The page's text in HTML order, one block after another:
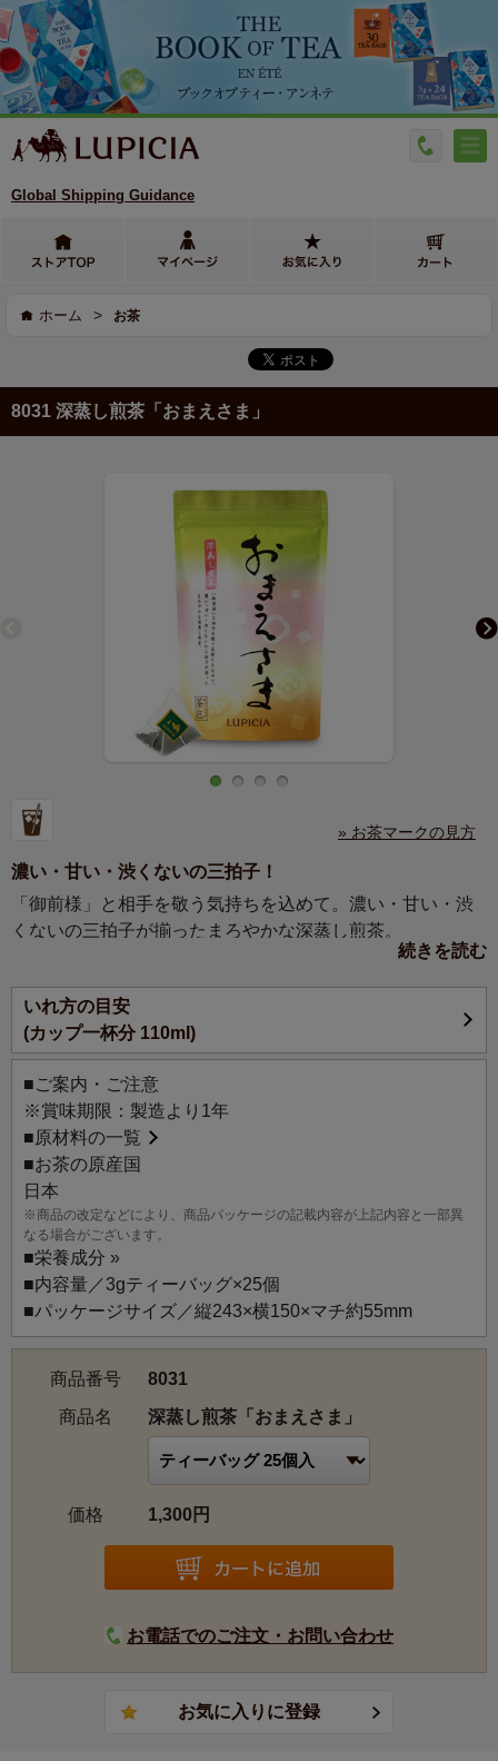
Global Shipping Guidance
ホーム > お茶
8031 深蒸し煎茶「おまえさま」
» お茶マークの見方
濃い・甘い・渋くないの三拍子！
「御前様」と相手を敬う気持ちを込めて。濃い・甘い・渋
くないの三拍子が揃ったまろやかな深蒸し煎茶。
ルピシアの日本茶に新しいお茶が加わりました。
100g入とティーバッグ25個入の展開で毎日気軽にお飲みい
ただけるように、おもとめやすい価格、パッケージもスタ
ンド型・チャック付きにしました。
水色は濃い深緑色、まろやかなコクと、ほっとする優しい
香り立ち、熱湯で入れても渋みが出ない、やさしく包み込
んでくれるようなお茶…、そんなコンセプトでブレンドし
ました。
鹿児島特産の上品で柔らかな味わいのあさつゆをベース
に、甘みの強い京都産のおくみどりのかぶせ茶をブレンド
し、風味全体に深みを与えています。
全体のバランスを考え、飲んだ後はさっぱりと後残りのな
気に入っていただけると思います。
【おすすめのいれ方】
熱湯でいれても渋くならないため、気をつかわずに気軽に
続きを読む
いれ方の目安
(カップ一杯分 110ml)
■ご案内・ご注意
※賞味期限：製造より1年
■原材料の一覧
■お茶の原産国
日本
※商品の改定などにより、商品パッケージの記載内容が上記内容と一部異
なる場合がございます。
■栄養成分 »
■内容量／3gティーバッグ×25個
■パッケージサイズ／縦243×横150×マチ約55mm
商品番号
8031
商品名
深蒸し煎茶「おまえさま」
価格 1,300円
お電話でのご注文・お問い合わせ